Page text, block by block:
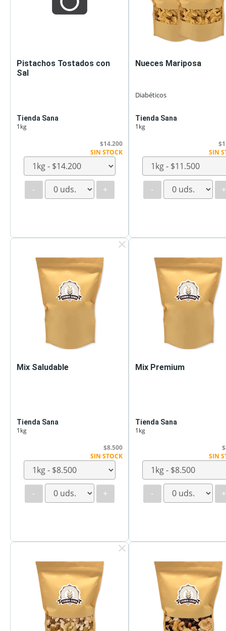
Pistachos Tostados con
Sal
Tienda Sana
1kg
$14.200
SIN STOCK
- +
Nueces Mariposa
Diabéticos
Tienda Sana
1kg
SIN
- +
clear
Mix Saludable
Tienda Sana
1kg
$8.500
SIN STOCK
- +
Mix Premium
Tienda Sana
1kg
SIN
- +
clear